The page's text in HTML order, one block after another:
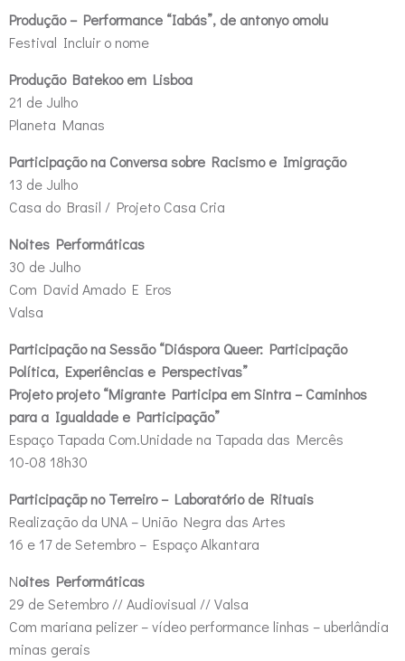
Produção – Performance “Iabás”, de antonyo omolu
Festival Incluir o nome
Produção Batekoo em Lisboa
21 de Julho
Planeta Manas
Participação na Conversa sobre Racismo e Imigração
13 de Julho
Casa do Brasil / Projeto Casa Cria
Noites Performáticas
30 de Julho
Com David Amado E Eros
Valsa
Participação na Sessão “Diáspora Queer: Participação
Política, Experiências e Perspectivas”
Projeto projeto “Migrante Participa em Sintra – Caminhos
para a Igualdade e Participação”
Espaço Tapada Com.Unidade na Tapada das Mercês
10-08 18h30
Participaçãp no Terreiro – Laboratório de Rituais
Realização da UNA – União Negra das Artes
16 e 17 de Setembro – Espaço Alkantara
Noites Performáticas
29 de Setembro // Audiovisual // Valsa
Com mariana pelizer – vídeo performance linhas – uberlândia
minas gerais